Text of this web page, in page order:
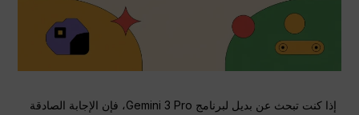
إذا كنت تبحث عن بديل لبرنامج Gemini 3 Pro، فإن الإجابة الصادقة